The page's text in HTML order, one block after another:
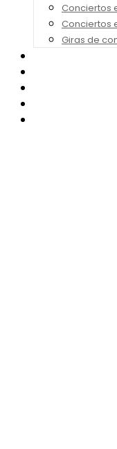
Conciertos
Conciertos
Giras de